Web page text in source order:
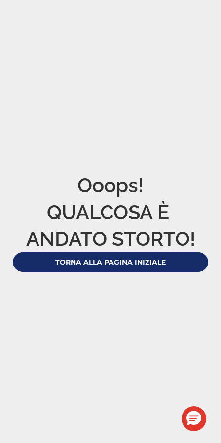
Ooops!
QUALCOSA È
ANDATO STORTO!
TORNA ALLA PAGINA INIZIALE